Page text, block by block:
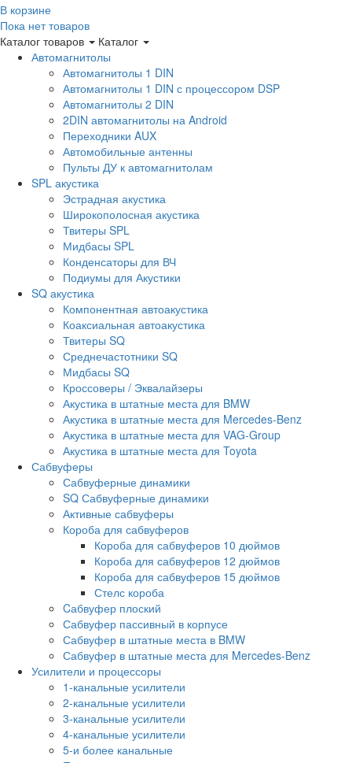
В корзине
Пока нет товаров
Каталог товаров
Каталог
Автомагнитолы
Автомагнитолы 1 DIN
Автомагнитолы 1 DIN с процессором DSP
Автомагнитолы 2 DIN
2DIN автомагнитолы на Android
Переходники AUX
Автомобильные антенны
Пульты ДУ к автомагнитолам
SPL акустика
Эстрадная акустика
Широкополосная акустика
Твитеры SPL
Мидбасы SPL
Конденсаторы для ВЧ
Подиумы для Акустики
SQ акустика
Компонентная автоакустика
Коаксиальная автоакустика
Твитеры SQ
Среднечастотники SQ
Мидбасы SQ
Кроссоверы / Эквалайзеры
Акустика в штатные места для BMW
Акустика в штатные места для Mercedes-Benz
Акустика в штатные места для VAG-Group
Акустика в штатные места для Toyota
Сабвуферы
Сабвуферные динамики
SQ Сабвуферные динамики
Активные сабвуферы
Короба для сабвуферов
Короба для сабвуферов 10 дюймов
Короба для сабвуферов 12 дюймов
Короба для сабвуферов 15 дюймов
Стелс короба
Cабвуфер плоский
Сабвуфер пассивный в корпусе
Сабвуфер в штатные места в BMW
Сабвуфер в штатные места для Mercedes-Benz
Усилители и процессоры
1-канальные усилители
2-канальные усилители
3-канальные усилители
4-канальные усилители
5-и более канальные